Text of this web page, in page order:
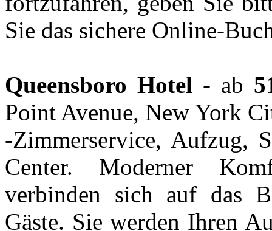
Sie das sichere Online-
Queensboro Hotel - ab
Point Avenue, New York
-Zimmerservice, Aufzug,
Center. Moderner
verbinden sich auf das
Gäste. Sie werden Ihren